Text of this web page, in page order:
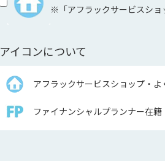
※「アフラックサービスショ
アイコンについて
アフラックサービスショップ・
ファイナンシャルプランナー在籍